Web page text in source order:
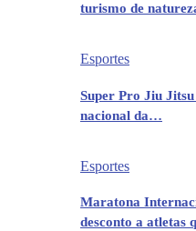
turismo de
Esportes
Super Pro Jiu
nacional da…
Esportes
Maratona
desconto a